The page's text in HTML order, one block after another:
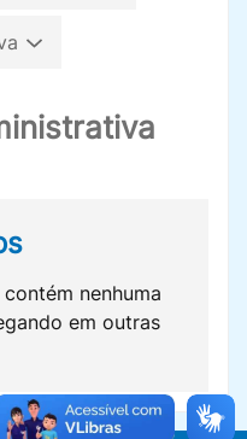
nenhuma
em outras